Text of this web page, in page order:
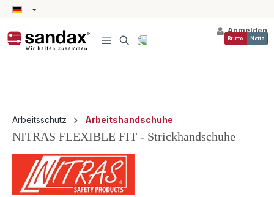
springen
Anmelden
Brutto Netto
Arbeitsschutz Arbeitshandschuhe
NITRAS FLEXIBLE FIT - Strickhandschuhe